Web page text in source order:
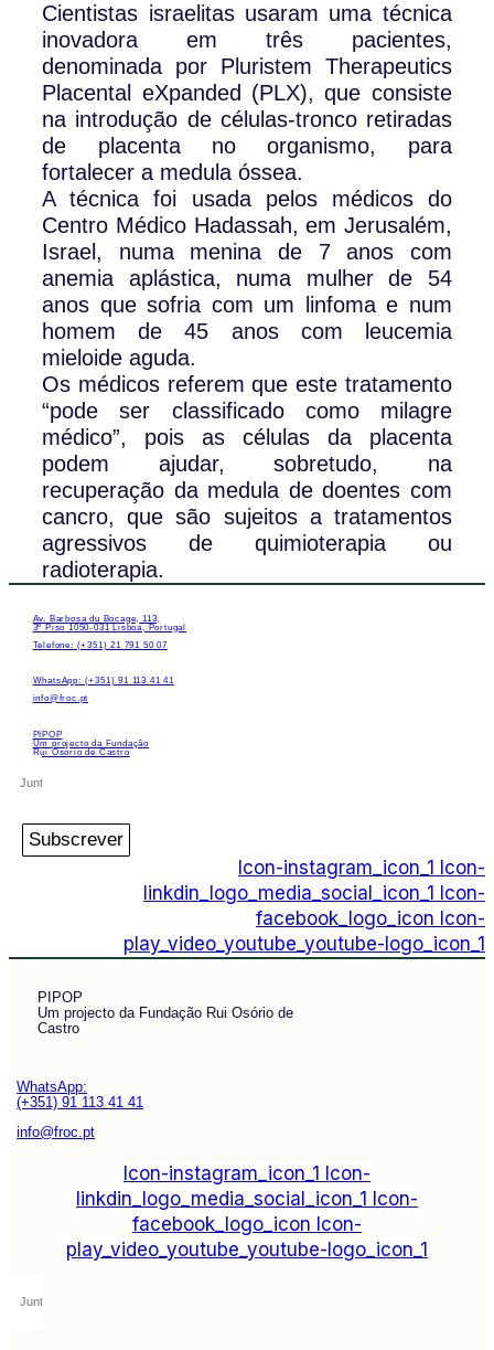
Cientistas israelitas usaram uma técnica
inovadora em três pacientes,
denominada por Pluristem Therapeutics
Placental eXpanded (PLX), que consiste
na introdução de células-tronco retiradas
de placenta no organismo, para
fortalecer a medula óssea.
A técnica foi usada pelos médicos do
Centro Médico Hadassah, em Jerusalém,
Israel, numa menina de 7 anos com
anemia aplástica, numa mulher de 54
anos que sofria com um linfoma e num
homem de 45 anos com leucemia
mieloide aguda.
Os médicos referem que este tratamento
“pode ser classificado como milagre
médico”, pois as células da placenta
podem ajudar, sobretudo, na
recuperação da medula de doentes com
cancro, que são sujeitos a tratamentos
agressivos de quimioterapia ou
radioterapia.
Av. Barbosa du Bocage, 113,
3º Piso 1050-031 Lisboa, Portugal
Telefone: (+351) 21 791 50 07
WhatsApp: (+351) 91 113 41 41
info@froc.pt
PIPOP
Um projecto da Fundação
Rui Osório de Castro
Subscrever
Icon-instagram_icon_1
Icon-
linkdin_logo_media_social_icon_1
Icon-
facebook_logo_icon Icon-
play_video_youtube_youtube-logo_icon_1
PIPOP
Um projecto da Fundação Rui Osório de
Castro
WhatsApp:
(+351) 91 113 41 41
info@froc.pt
Icon-instagram_icon_1
Icon-
linkdin_logo_media_social_icon_1
Icon-
facebook_logo_icon Icon-
play_video_youtube_youtube-logo_icon_1